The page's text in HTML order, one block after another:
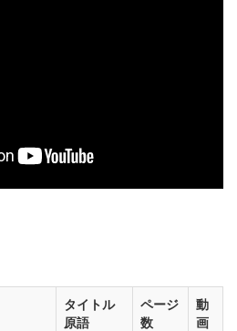
タイトル
原語
ページ
数
動
画